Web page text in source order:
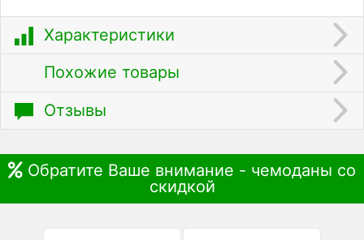
Характеристики
Похожие товары
Отзывы
Обратите Ваше внимание - чемоданы со
скидкой